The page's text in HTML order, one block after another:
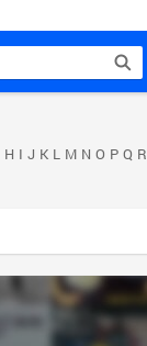
H I J K L M N O P Q R